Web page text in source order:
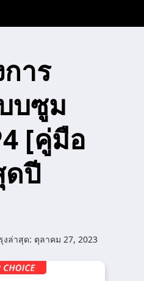
าร
บซูม
[คู่มือ
ดปี
งล่าสุด: ตุลาคม 27, 2023